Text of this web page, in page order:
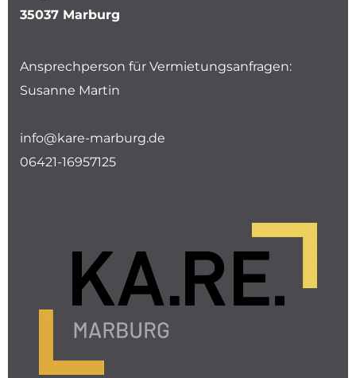
35037 Marburg
Ansprechperson für Vermietungsanfragen:
Susanne Martin
info@kare-marburg.de
06421-16957125